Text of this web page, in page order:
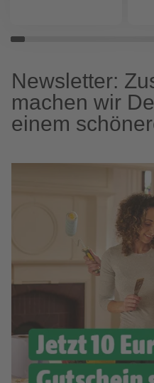
Newsletter:
machen wir
einem